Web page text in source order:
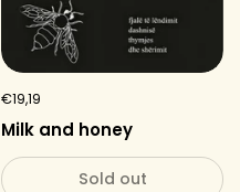
€19,19
Milk and honey
Sold out